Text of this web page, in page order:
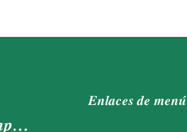
Enlaces de menú